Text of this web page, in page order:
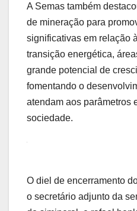
A Semas também
de mineração para
significativas em relação
transição energética,
grande potencial de
fomentando o
atendam aos parâmetros
sociedade.
O diel de encerramento
o secretário adjunto da